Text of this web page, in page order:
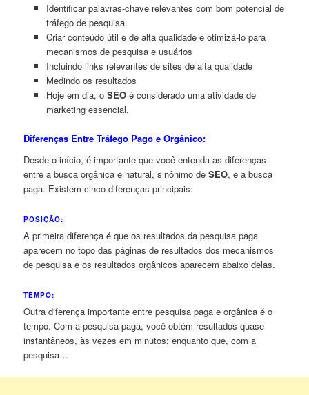
Identificar palavras-chave relevantes com bom potencial de
tráfego de pesquisa
Criar conteúdo útil e de alta qualidade e otimizá-lo para
mecanismos de pesquisa e usuários
Incluindo links relevantes de sites de alta qualidade
Medindo os resultados
Hoje em dia, o SEO é considerado uma atividade de
marketing essencial.
Diferenças Entre Tráfego Pago e Orgânico:
Desde o início, é importante que você entenda as diferenças
entre a busca orgânica e natural, sinônimo deSEO, e a busca
paga. Existem cinco diferenças principais:
POSIÇÃO:
A primeira diferença é que os resultados da pesquisa paga
aparecem no topo das páginas de resultados dos mecanismos
de pesquisa e os resultados orgânicos aparecem abaixo delas.
TEMPO:
Outra diferença importante entre pesquisa paga e orgânica é o
tempo. Com a pesquisa paga, você obtém resultados quase
instantâneos, às vezes em minutos; enquanto que, com a
pesquisa…